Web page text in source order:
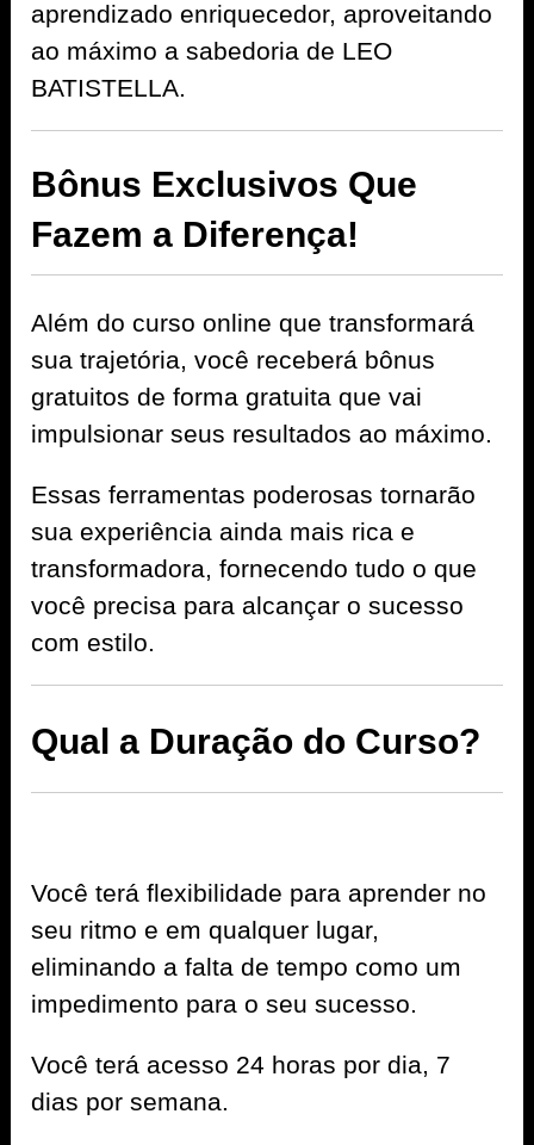
aprendizado enriquecedor, aproveitando
ao máximo a sabedoria de LEO
BATISTELLA.
Bônus Exclusivos Que
Fazem a Diferença!
Além do curso online que transformará
sua trajetória, você receberá bônus
gratuitos de forma gratuita que vai
impulsionar seus resultados ao máximo.
Essas ferramentas poderosas tornarão
sua experiência ainda mais rica e
transformadora, fornecendo tudo o que
você precisa para alcançar o sucesso
com estilo.
Qual a Duração do Curso?
Você terá flexibilidade para aprender no
seu ritmo e em qualquer lugar,
eliminando a falta de tempo como um
impedimento para o seu sucesso.
Você terá acesso 24 horas por dia, 7
dias por semana.